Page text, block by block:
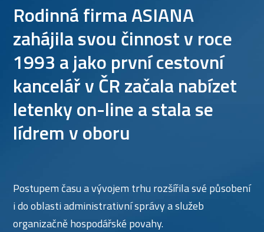
Rodinná firma ASIANA
zahájila svou činnost v roce
1993 a jako první cestovní
kancelář v ČR začala nabízet
letenky on-line a stala se
lídrem v oboru
Postupem času a vývojem trhu rozšířila své působení
i do oblasti administrativní správy a služeb
organizačně hospodářské povahy.